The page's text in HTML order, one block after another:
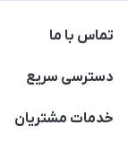
تماس با ما
دسترسی سریع
حساب کاربری
خدمات مشتریان